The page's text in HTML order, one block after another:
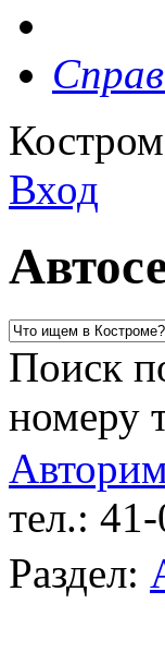
Вход
Поиск
номеру
тел.:
Раздел: